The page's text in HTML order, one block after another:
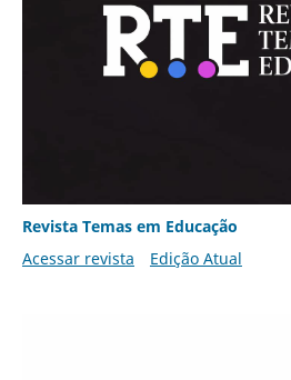
Revista Temas em Educação
Acessar revista
Edição Atual